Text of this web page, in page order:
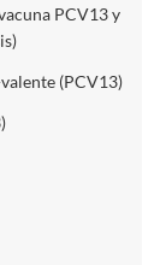
PCV13 y
(PCV13)